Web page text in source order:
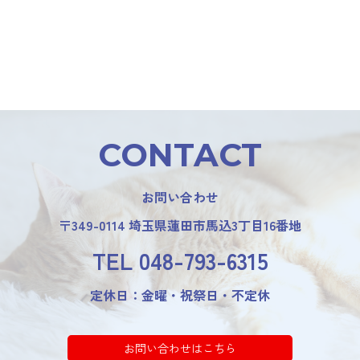
CONTACT
お問い合わせ
〒349-0114 埼玉県蓮田市馬込3丁目16番地
TEL048-793-6315
定休日：金曜・祝祭日・不定休
お問い合わせはこちら